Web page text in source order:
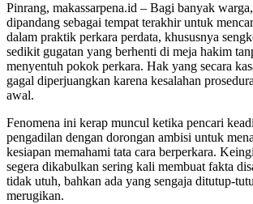
Pinrang, makassarpena.id – Bagi banyak
dipandang sebagai tempat terakhir untuk
dalam praktik perkara perdata, khususnya
sedikit gugatan yang berhenti di meja hakim
menyentuh pokok perkara. Hak yang secara
gagal diperjuangkan karena kesalahan
awal.
Fenomena ini kerap muncul ketika pencari
pengadilan dengan dorongan ambisi untuk
kesiapan memahami tata cara berperkara.
segera dikabulkan sering kali membuat fakta
tidak utuh, bahkan ada yang sengaja ditutup-
merugikan.